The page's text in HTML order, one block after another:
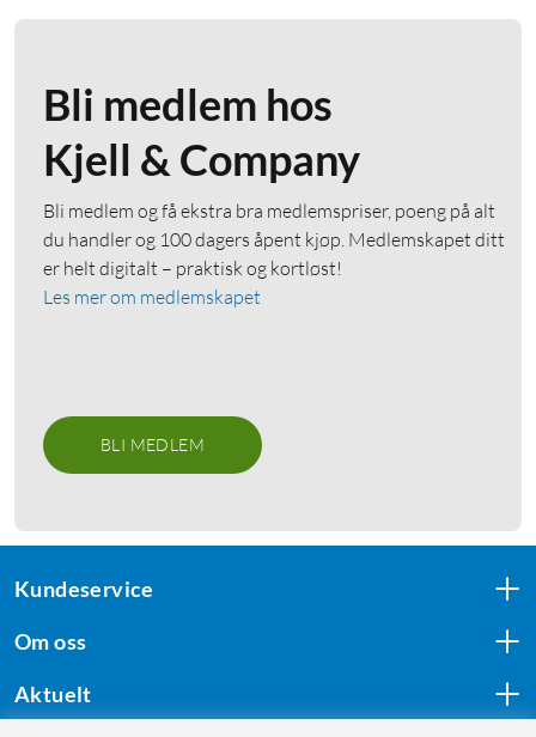
Bli medlem hos
Kjell & Company
Bli medlem og få ekstra bra medlemspriser, poeng på alt
du handler og 100 dagers åpent kjøp. Medlemskapet ditt
er helt digitalt – praktisk og kortløst!
Les mer om medlemskapet
BLI MEDLEM
Kundeservice
Om oss
Aktuelt